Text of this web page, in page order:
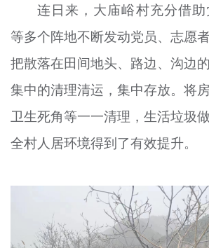
未成年人思想道德建设
榜样人物
身边好人
文明评论
北京宣传文化引导基金
宣传思想文化人才
连日来，大庙峪村充分借
等多个阵地不断发动党员、志愿
把散落在田间地头、路边、沟边
集中的清理清运，集中存放。将
卫生死角等一一清理，生活垃圾
全村人居环境得到了有效提升。